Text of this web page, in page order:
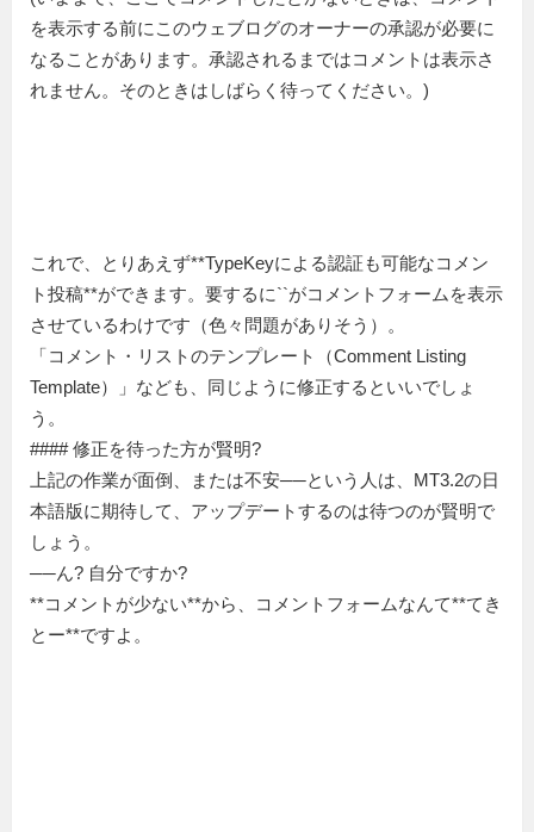
を表示する前にこのウェブログのオーナーの承認が必要に
なることがあります。承認されるまではコメントは表示さ
れません。そのときはしばらく待ってください。)
これで、とりあえず**TypeKeyによる認証も可能なコメン
ト投稿**ができます。要するに``がコメントフォームを表示
させているわけです（色々問題がありそう）。
「コメント・リストのテンプレート（Comment Listing
Template）」なども、同じように修正するといいでしょ
う。
#### 修正を待った方が賢明?
上記の作業が面倒、または不安──という人は、MT3.2の日
本語版に期待して、アップデートするのは待つのが賢明で
しょう。
──ん? 自分ですか?
**コメントが少ない**から、コメントフォームなんて**てき
とー**ですよ。